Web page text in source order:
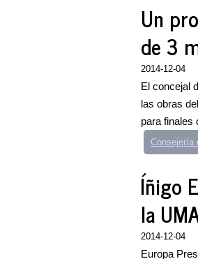
Un
de 3
2014-12-04
El concejal
las obras
para finales
Consejería
Íñigo
la
2014-12-04
Europa